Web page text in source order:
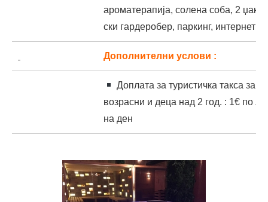
ароматерапија, солена соба, 2
ски гардеробер, паркинг, интернет
Дополнителни услови :
Доплата за туристичка такса за
возрасни и деца над 2 год. : 1€ по
на ден